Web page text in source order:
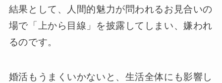
結果として、人間的魅力が問われるお見合いの
場で「上から目線」を披露してしまい、嫌われ
るのです。
婚活もうまくいかないと、生活全体にも影響し